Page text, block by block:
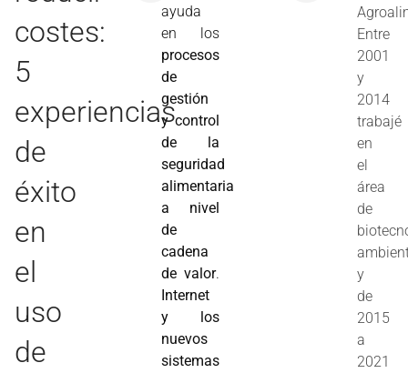
costes:
5
experiencias
de
éxito
en
el
uso
de
ayuda
en los
procesos
de
gestión
y control
de la
seguridad
alimentaria
a nivel
de
cadena
de valor.
Internet
y los
nuevos
sistemas
Entre
2001
y
2014
trabajé
en
el
área
de
y
de
2015
a
2021